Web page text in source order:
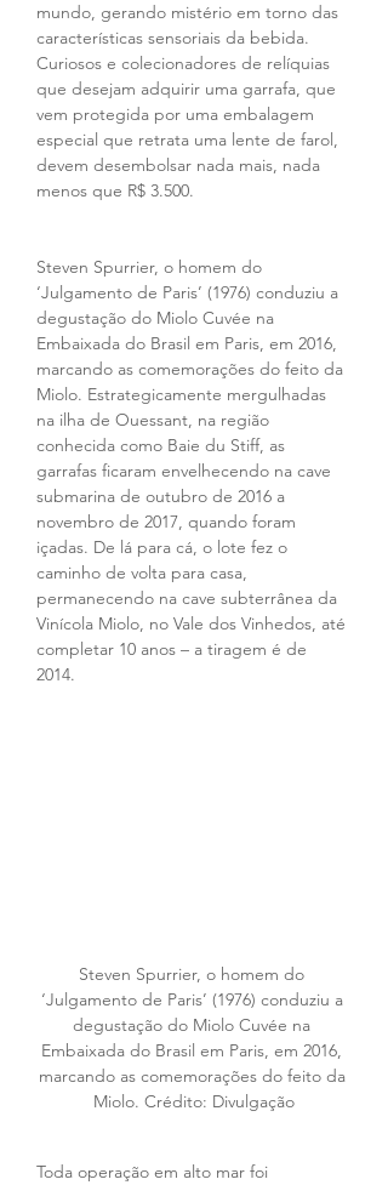
mundo, gerando mistério em torno das
características sensoriais da bebida.
Curiosos e colecionadores de relíquias
que desejam adquirir uma garrafa, que
vem protegida por uma embalagem
especial que retrata uma lente de farol,
devem desembolsar nada mais, nada
menos que R$ 3.500.
Steven Spurrier, o homem do
‘Julgamento de Paris’ (1976) conduziu a
degustação do Miolo Cuvée na
Embaixada do Brasil em Paris, em 2016,
marcando as comemorações do feito da
Miolo. Estrategicamente mergulhadas
na ilha de Ouessant, na região
conhecida como Baie du Stiff, as
garrafas ficaram envelhecendo na cave
submarina de outubro de 2016 a
novembro de 2017, quando foram
içadas. De lá para cá, o lote fez o
caminho de volta para casa,
permanecendo na cave subterrânea da
Vinícola Miolo, no Vale dos Vinhedos, até
completar 10 anos – a tiragem é de
2014.
Steven Spurrier, o homem do
‘Julgamento de Paris’ (1976) conduziu a
degustação do Miolo Cuvée na
Embaixada do Brasil em Paris, em 2016,
marcando as comemorações do feito da
Miolo. Crédito: Divulgação
Toda operação em alto mar foi